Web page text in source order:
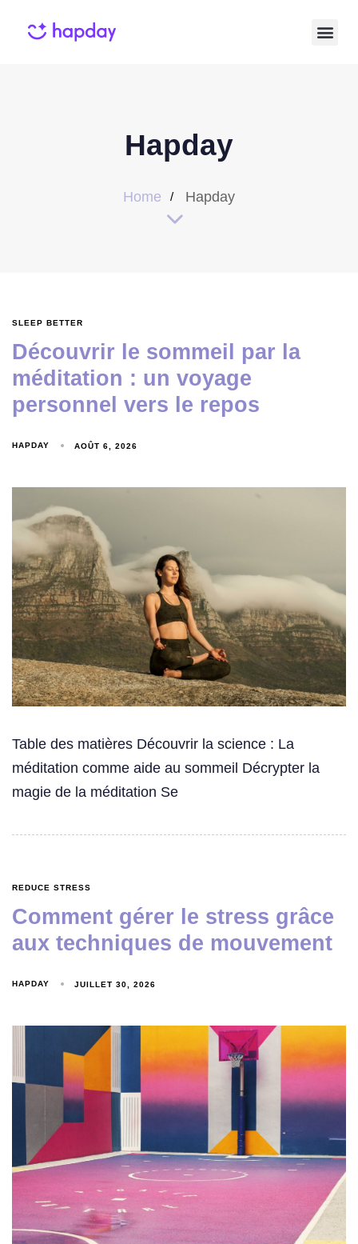
Hapday
Home Hapday
SLEEP BETTER
Découvrir le sommeil par la
méditation : un voyage
personnel vers le repos
HAPDAY AOÛT 6, 2026
Table des matières Découvrir la science : La
méditation comme aide au sommeil Décrypter la
magie de la méditation Se
REDUCE STRESS
Comment gérer le stress grâce
aux techniques de mouvement
HAPDAY JUILLET 30, 2026